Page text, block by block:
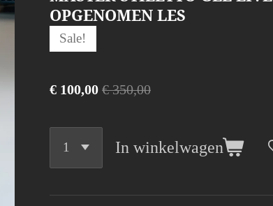
OPGENOMEN LES
Sale!
€ 100,00 € 350,00
In winkelwagen